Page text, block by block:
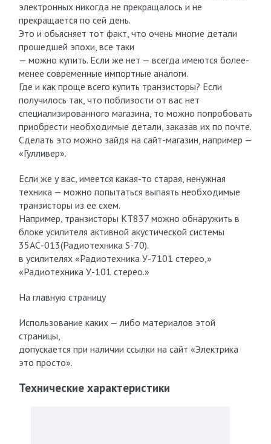
электронных никогда не прекращалось и не
прекращается по сей день.
Это и обьясняет тот факт, что очень многие детали
прошедшей эпохи, все таки
— можно купить. Если же нет — всегда имеются более-
менее современные импортные аналоги.
Где и как проще всего купить транзисторы? Если
получилось так, что поблизости от вас нет
специализированного магазина, то можно попробовать
приобрести необходимые детали, заказав их по почте.
Сделать это можно зайдя на сайт-магазин, например —
«Гулливер».
Если же у вас, имеется какая-то старая, ненужная
техника — можно попытаться выпаять необходимые
транзисторы из ее схем.
Например, транзисторы КТ837 можно обнаружить в
блоке усилителя активной акустической системы
35АС-013(Радиотехника S-70).
в усилителях «Радиотехника У-7101 стерео,»
«Радиотехника У-101 стерео.»
На главную страницу
Использование каких — либо материалов этой
страницы,
допускается при наличии ссылки на сайт «Электрика
это просто».
Технические характеристики